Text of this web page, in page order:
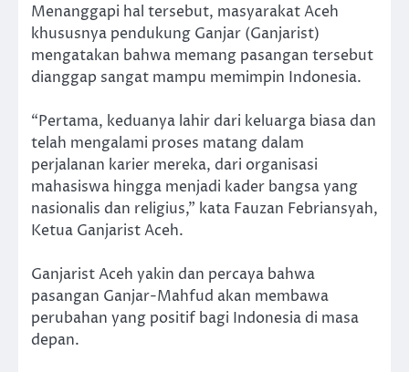
Menanggapi hal tersebut, masyarakat Aceh
khususnya pendukung Ganjar (Ganjarist)
mengatakan bahwa memang pasangan tersebut
dianggap sangat mampu memimpin Indonesia.
“Pertama, keduanya lahir dari keluarga biasa dan
telah mengalami proses matang dalam
perjalanan karier mereka, dari organisasi
mahasiswa hingga menjadi kader bangsa yang
nasionalis dan religius,” kata Fauzan Febriansyah,
Ketua Ganjarist Aceh.
Ganjarist Aceh yakin dan percaya bahwa
pasangan Ganjar-Mahfud akan membawa
perubahan yang positif bagi Indonesia di masa
depan.